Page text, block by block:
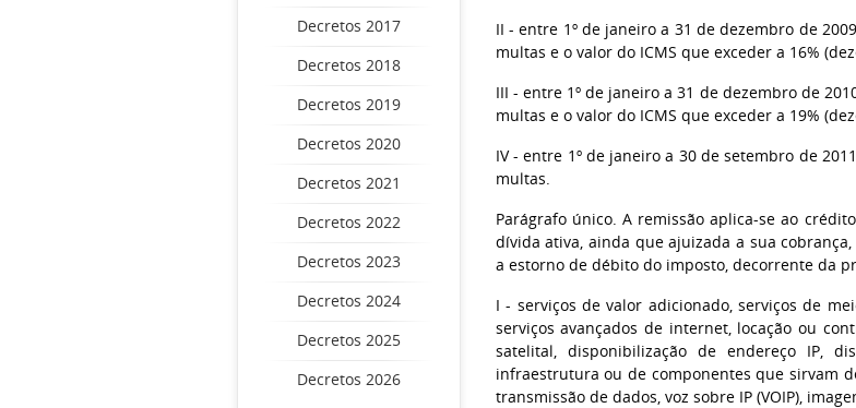
Decretos 2017
Decretos 2018
Decretos 2019
Decretos 2020
Decretos 2021
Decretos 2022
Decretos 2023
Decretos 2024
Decretos 2025
Decretos 2026
II - entre 1º de janeiro a 31 de dezembro de
multas e o valor do ICMS que exceder a 16%
III - entre 1º de janeiro a 31 de dezembro de
multas e o valor do ICMS que exceder a 19%
IV - entre 1º de janeiro a 30 de setembro de
multas.
Parágrafo único. A remissão aplica-se ao
dívida ativa, ainda que ajuizada a sua
a estorno de débito do imposto, decorrente da
I - serviços de valor adicionado, serviços de
serviços avançados de internet, locação ou
satelital, disponibilização de endereço IP,
infraestrutura ou de componentes que sirvam
transmissão de dados, voz sobre IP (VOIP),